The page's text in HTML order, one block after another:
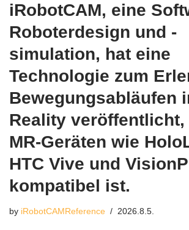
iRobotCAM, eine
Roboterdesign und -
simulation, hat eine
Technologie zum
Bewegungsabläufen
Reality
MR-Geräten wie
HTC Vive und
kompatibel ist.
by iRobotCAMReference 2026.8.5.